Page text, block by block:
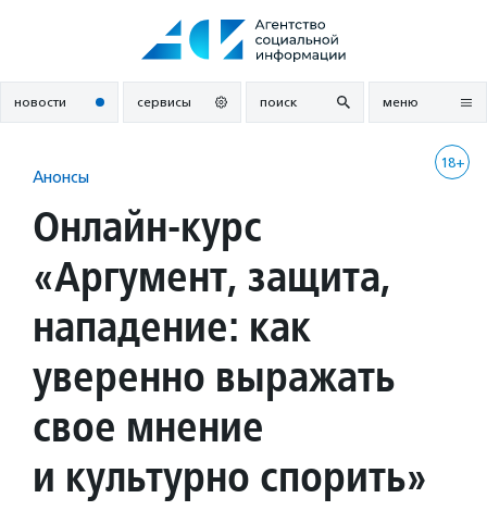
новости сервисы поиск меню
18+
Анонсы
Онлайн-курс
«Аргумент, защита,
нападение: как
уверенно выражать
свое мнение
и культурно спорить»